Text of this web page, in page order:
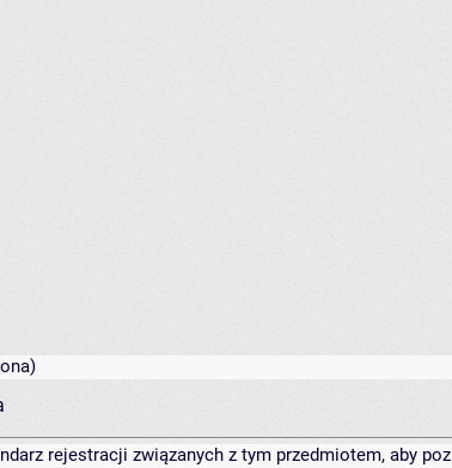
rejestracji związanych z tym przedmiotem, aby